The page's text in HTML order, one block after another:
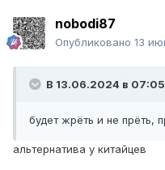
nobodi87
Опубликовано 13
В 13.06.2024 в
будет жрёть и не прёть,
альтернатива у китайцев